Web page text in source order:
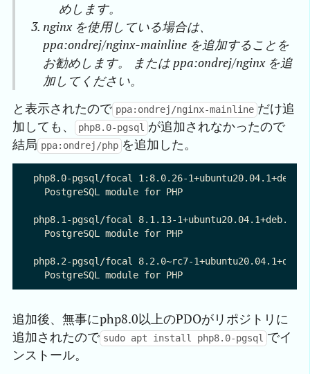
めします。
nginx を使用している場合は、
ppa:ondrej/nginx-mainline を追加することを
お勧めします。 または ppa:ondrej/nginx を追
加してください。
と表示されたので ppa:ondrej/nginx-mainline だけ追
加しても、
php8.0-pgsql が追加されなかったので
結局 ppa:ondrej/php を追加した。
php8.0-pgsql/focal 1:8.0.26-
  PostgreSQL module for PHP
php8.1-pgsql/focal 8.1.13-
  PostgreSQL module for PHP
php8.2-pgsql/focal 8.2.0~rc7-
追加後、無事にphp8.0以上のPDOがリポジトリに
追加されたので sudo apt install php8.0-pgsql でイ
ンストール。